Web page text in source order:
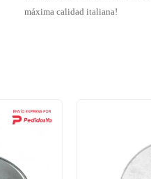
máxima calidad italiana!